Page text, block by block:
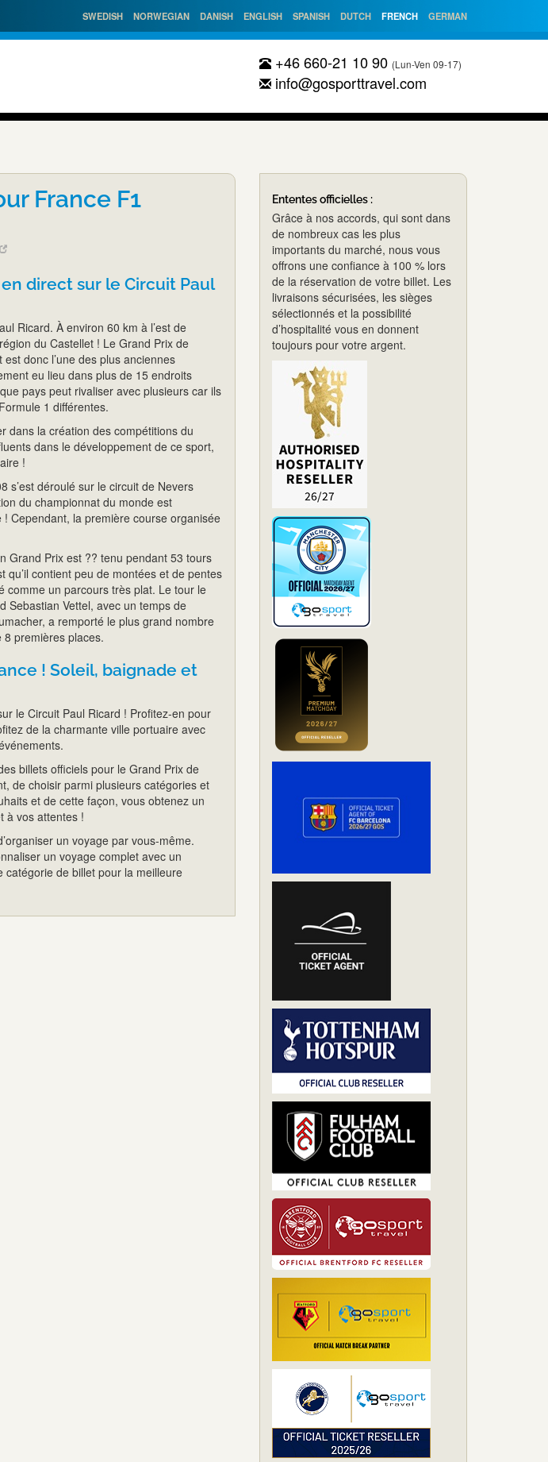
SWEDISH NORWEGIAN DANISH ENGLISH SPANISH DUTCH FRENCH GERMAN
+46 660-21 10 90 (Lun-Ven 09-17)
info@gosporttravel.com
France F1
direct sur le Circuit Paul
Ricard. À environ 60 km à l’est de
du Castellet ! Le Grand Prix de
donc l’une des plus anciennes
eu lieu dans plus de 15 endroits
pays peut rivaliser avec plusieurs car ils
1 différentes.
dans la création des compétitions du
dans le développement de ce sport,
!
s’est déroulé sur le circuit de Nevers
du championnat du monde est
Cependant, la première course organisée
Grand Prix est ?? tenu pendant 53 tours
contient peu de montées et de pentes
comme un parcours très plat. Le tour le
Sebastian Vettel, avec un temps de
a remporté le plus grand nombre
premières places.
! Soleil, baignade et
le Circuit Paul Ricard ! Profitez-en pour
de la charmante ville portuaire avec
billets officiels pour le Grand Prix de
de choisir parmi plusieurs catégories et
et de cette façon, vous obtenez un
à vos attentes !
un voyage par vous-même.
un voyage complet avec un
de billet pour la meilleure
Ententes officielles :
Grâce à nos accords, qui sont dans
de nombreux cas les plus
importants du marché, nous vous
offrons une confiance à 100 % lors
de la réservation de votre billet. Les
livraisons sécurisées, les sièges
sélectionnés et la possibilité
d’hospitalité vous en donnent
toujours pour votre argent.